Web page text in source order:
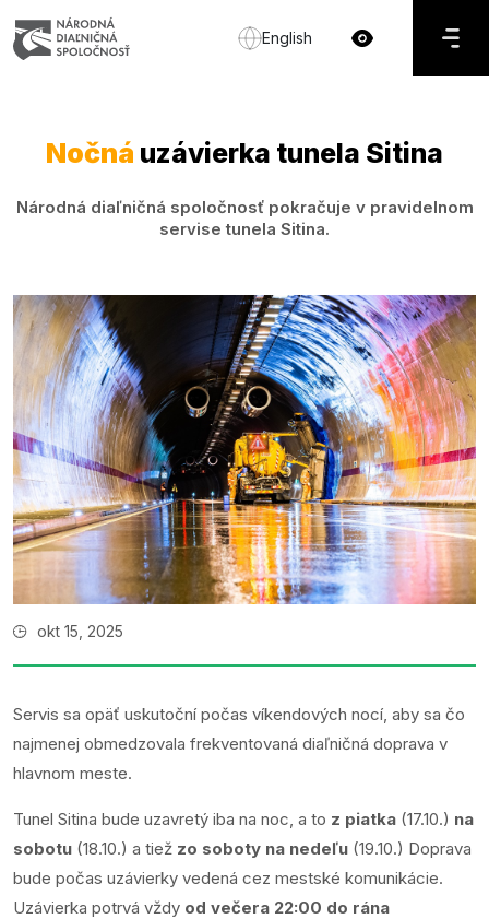
English
Nočná uzávierka tunela Sitina
Národná diaľničná spoločnosť pokračuje v pravidelnom
servise tunela Sitina.
okt 15, 2025
Servis sa opäť uskutoční počas víkendových nocí, aby sa čo
najmenej obmedzovala frekventovaná diaľničná doprava v
hlavnom meste.
Tunel Sitina bude uzavretý iba na noc, a to z piatka (17.10.) na
sobotu (18.10.) a tiež zo soboty na nedeľu (19.10.) Doprava
bude počas uzávierky vedená cez mestské komunikácie.
Uzávierka potrvá vždy od večera 22:00 do rána